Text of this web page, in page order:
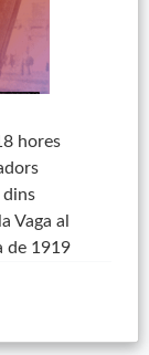
hores
Vaga al
de 1919